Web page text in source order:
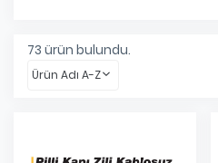
73 ürün bulundu.
Ürün Adı A-Z